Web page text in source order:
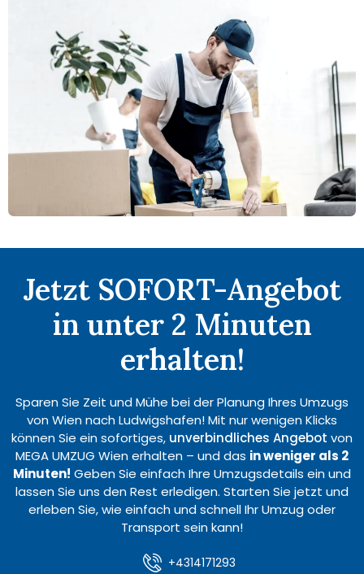
Jetzt SOFORT-Angebot
in unter 2 Minuten
erhalten!
Sparen Sie Zeit und Mühe bei der Planung Ihres Umzugs
von Wien nach Ludwigshafen! Mit nur wenigen Klicks
können Sie ein sofortiges, unverbindliches Angebot von
MEGA UMZUG Wien erhalten – und das in weniger als 2
Minuten! Geben Sie einfach Ihre Umzugsdetails ein und
lassen Sie uns den Rest erledigen. Starten Sie jetzt und
erleben Sie, wie einfach und schnell Ihr Umzug oder
Transport sein kann!
+4314171293